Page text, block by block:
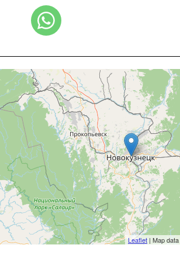
Leaflet | Map data